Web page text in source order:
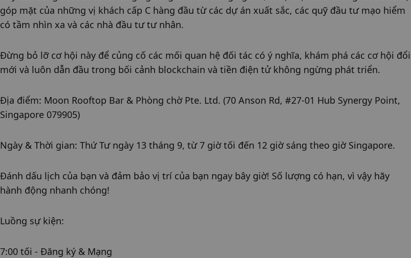
góp mặt của những vị khách cấp C hàng đầu từ các dự án xuất sắc, các quỹ đầu tư mạo hiểm
có tầm nhìn xa và các nhà đầu tư tư nhân.
Đừng bỏ lỡ cơ hội này để củng cố các mối quan hệ đối tác có ý nghĩa, khám phá các cơ hội đổi
mới và luôn dẫn đầu trong bối cảnh blockchain và tiền điện tử không ngừng phát triển.
Địa điểm: Moon Rooftop Bar & Phòng chờ Pte. Ltd. (70 Anson Rd, #27-01 Hub Synergy Point,
Singapore 079905)
Ngày & Thời gian: Thứ Tư ngày 13 tháng 9, từ 7 giờ tối đến 12 giờ sáng theo giờ Singapore.
Đánh dấu lịch của bạn và đảm bảo vị trí của bạn ngay bây giờ! Số lượng có hạn, vì vậy hãy
hành động nhanh chóng!
Luồng sự kiện:
7:00 tối - Đăng ký & Mạng